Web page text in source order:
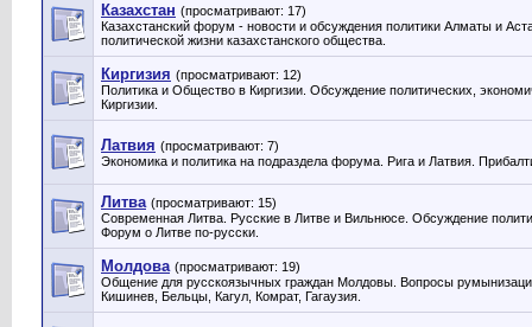
Казахстан (просматривают: 17)
Казахстанский форум - новости и обсуждения политики Алматы и
политической жизни казахстанского общества.
Киргизия (просматривают: 12)
Политика и Общество в Киргизии. Обсуждение политических,
Киргизии.
Латвия (просматривают: 7)
Экономика и политика на подраздела форума. Рига и Латвия.
Литва (просматривают: 15)
Современная Литва. Русские в Литве и Вильнюсе. Обсуждение
Форум о Литве по-русски.
Молдова (просматривают: 19)
Общение для русскоязычных граждан Молдовы. Вопросы
Кишинев, Бельцы, Кагул, Комрат, Гагаузия.